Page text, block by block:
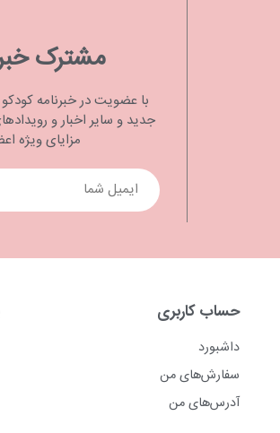
مشترک
با عضویت در خبرنامه
جدید و سایر اخبار و
مزایای ویژه
حساب کاربری
داشبورد
سفارش‌های من
آدرس‌های من